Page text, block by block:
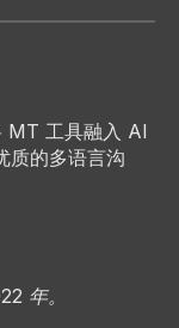
MT 工具融入 AI
质的多语言沟
年。